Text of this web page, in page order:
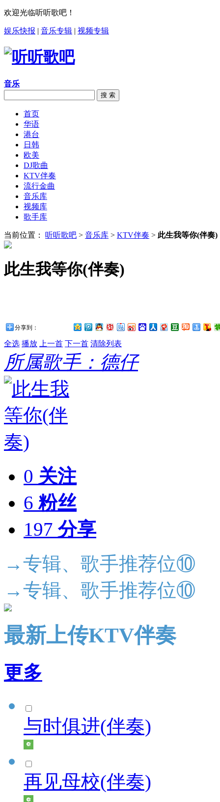
欢迎光临听听歌吧！
娱乐快报 | 音乐专辑 | 视频专辑
音乐
搜 索
首页
华语
港台
日韩
欧美
DJ歌曲
KTV伴奏
流行金曲
音乐库
视频库
歌手库
当前位置： 听听歌吧 > 音乐库 > KTV伴奏 > 此生我等你(伴奏)
此生我等你(伴奏)
分享到：
全选 播放 上一首 下一首 清除列表
所属歌手：德仔
0 关注
6 粉丝
197 分享
→专辑、歌手推荐位⑩
→专辑、歌手推荐位⑩
最新上传KTV伴奏
更多
与时俱进(伴奏)
再见母校(伴奏)